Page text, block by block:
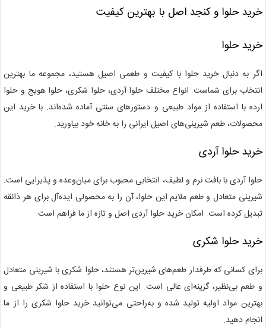
خرید حلوا و کنجد اصل با بهترین کیفیت
خرید حلوا
اگر به دنبال خرید حلوا با کیفیت و طعمی اصیل هستید، مجموعه ما بهترین
انتخاب برای شماست. انواع مختلف حلوا آردی، حلوا شکری، حلوا هویج و حلوا
ارده با استفاده از مواد طبیعی و دستورهای سنتی آماده شده‌اند. با خرید این
محصولات، طعم شیرینی‌های اصیل ایرانی را به خانه خود بیاورید.
خرید حلوا آردی
حلوا آردی با بافت نرم و لطیف، انتخابی محبوب برای میان‌وعده و پذیرایی است.
شیرینی متعادل و طعم ملایم این حلوا، آن را به محصولی ایده‌آل برای هر ذائقه
تبدیل کرده است. امکان خرید حلوا آردی اصل و تازه از ما فراهم است.
خرید حلوا شکری
برای کسانی که طرفدار طعم‌های شیرین‌تر هستند، حلوا شکری با شیرینی متعادل
و طعم بی‌نظیر، گزینه‌ای عالی است. این نوع حلوا با استفاده از شکر طبیعی و
بهترین مواد اولیه تولید شده و به‌راحتی می‌توانید خرید حلوا شکری را از ما
انجام دهید.